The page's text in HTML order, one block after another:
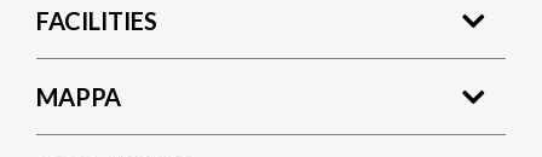
FACILITIES
MAPPA